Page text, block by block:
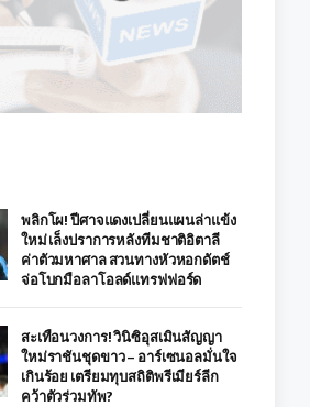
พลิกโผ! ปีศาจแดงเปลี่ยนแผนล่าแข้ง
ใหม่ เล็งปราการหลังทีมชาติอิตาลี
ค่าตัวมหาศาล สวนทางหัวหอกดัตช์
จ่อโบกมือลาโอลด์แทรฟฟอร์ด
สะเทือนวงการ! วินิซิอุสเมินสัญญา
ใหม่ราชันชุดขาว – อาร์เซนอลมั่นใจ
เกินร้อย เตรียมทุบสถิติพรีเมียร์ลีก
คว้าตัวร่วมทัพ?